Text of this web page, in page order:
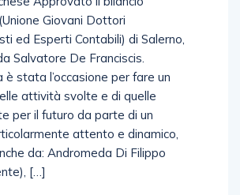
Giovani Dottori
ed Esperti Contabili) di Salerno,
Salvatore De Franciscis.
è stata l’occasione per fare un
attività svolte e di quelle
per il futuro da parte di un
attento e dinamico,
da: Andromeda Di Filippo
[…]